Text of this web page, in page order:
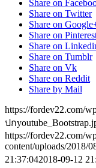
Share on
Share on Twitter
Share on
Share on
Share on
Share on Tumblr
Share on Vk
Share on Reddit
Share by Mail
https://fordev22.com/
ปก
https://fordev22.com/
content/uploads/2018/
21:37:042018-09-12